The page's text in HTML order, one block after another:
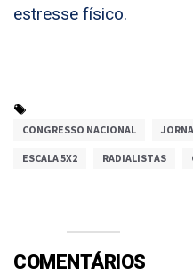
estresse físico.
CONGRESSO NACIONAL
ESCALA 5X2 RADIALISTAS
COMENTÁRIOS